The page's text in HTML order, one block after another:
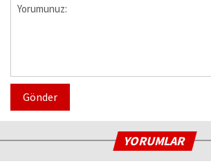
Gönder
YORUMLAR